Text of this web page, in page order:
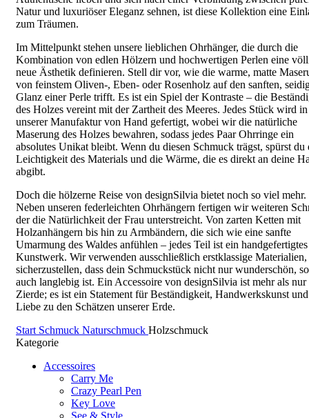
Natur und luxuriöser Eleganz sehnen, ist diese Kollektion eine
zum Träumen.
Im Mittelpunkt stehen unsere lieblichen Ohrhänger, die durch die
Kombination von edlen Hölzern und hochwertigen Perlen eine
neue Ästhetik definieren. Stell dir vor, wie die warme, matte
von feinstem Oliven-, Eben- oder Rosenholz auf den sanften,
Glanz einer Perle trifft. Es ist ein Spiel der Kontraste – die
des Holzes vereint mit der Zartheit des Meeres. Jedes Stück wird in
unserer Manufaktur von Hand gefertigt, wobei wir die natürliche
Maserung des Holzes bewahren, sodass jedes Paar Ohrringe ein
absolutes Unikat bleibt. Wenn du diesen Schmuck trägst, spürst du
Leichtigkeit des Materials und die Wärme, die es direkt an deine
abgibt.
Doch die hölzerne Reise von designSilvia bietet noch so viel mehr.
Neben unseren federleichten Ohrhängern fertigen wir weiteren
der die Natürlichkeit der Frau unterstreicht. Von zarten Ketten mit
Holzanhängern bis hin zu Armbändern, die sich wie eine sanfte
Umarmung des Waldes anfühlen – jedes Teil ist ein handgefertigtes
Kunstwerk. Wir verwenden ausschließlich erstklassige
sicherzustellen, dass dein Schmuckstück nicht nur wunderschön,
auch langlebig ist. Ein Accessoire von designSilvia ist mehr als nur
Zierde; es ist ein Statement für Beständigkeit, Handwerkskunst
Liebe zu den Schätzen unserer Erde.
Start Schmuck Naturschmuck Holzschmuck
Kategorie
Accessoires
Carry Me
Crazy Pearl Pen
Key Love
See & Style